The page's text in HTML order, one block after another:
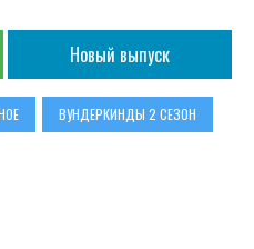
Новый выпуск
ВУНДЕРКИНДЫ 2 СЕЗОН